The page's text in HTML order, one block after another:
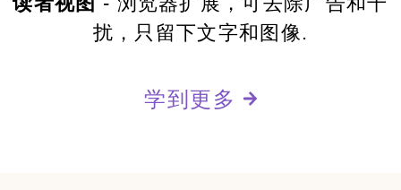
扰，只留下文字和图像.
学到更多